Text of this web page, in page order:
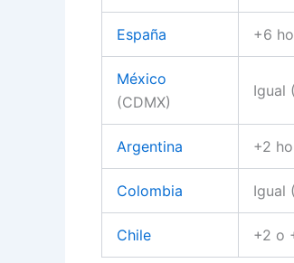
España +6
México
(CDMX)
Igual
Argentina +2
Colombia Igual
Chile +2 o